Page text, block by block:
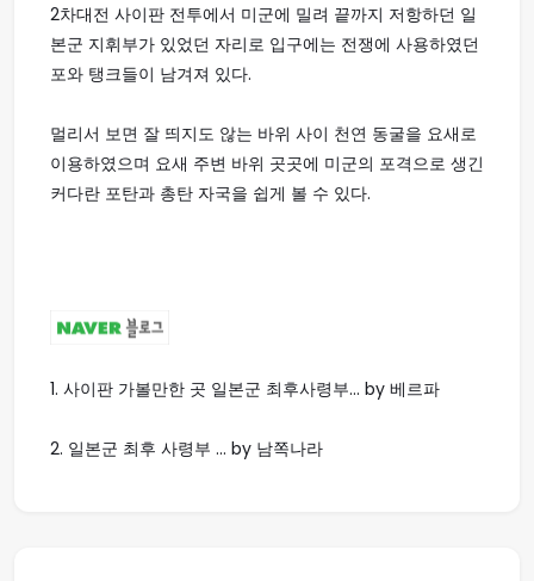
2차대전 사이판 전투에서 미군에 밀려 끝까지 저항하던 일
본군 지휘부가 있었던 자리로 입구에는 전쟁에 사용하였던
포와 탱크들이 남겨져 있다.
멀리서 보면 잘 띄지도 않는 바위 사이 천연 동굴을 요새로
이용하였으며 요새 주변 바위 곳곳에 미군의 포격으로 생긴
커다란 포탄과 총탄 자국을 쉽게 볼 수 있다.
1. 사이판 가볼만한 곳 일본군 최후사령부... by 베르파
2. 일본군 최후 사령부 ... by 남쪽나라